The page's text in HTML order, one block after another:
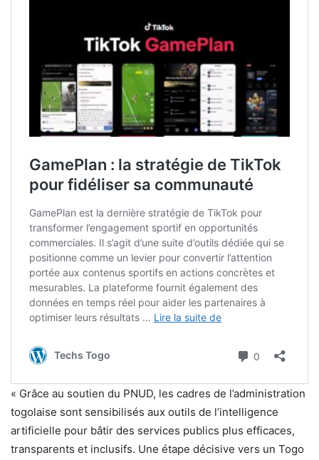
« Grâce au soutien du PNUD, les cadres de l’administration
togolaise sont sensibilisés aux outils de l’intelligence
artificielle pour bâtir des services publics plus efficaces,
transparents et inclusifs. Une étape décisive vers un Togo